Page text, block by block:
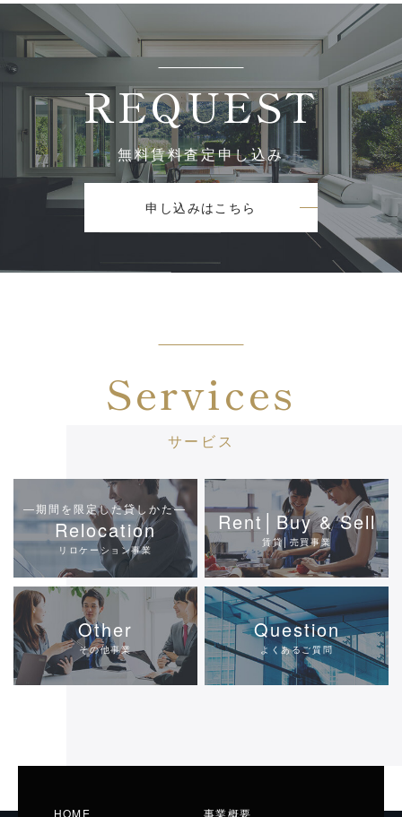
無料賃料査定申し込み
REQUEST
申し込みはこちら
サービス
Services
リロケーション事業
―期間を限定した貸しかた―
Relocation 賃貸│売買事業
Rent│Buy & Sell
その他事業
Other
よくあるご質問
Question
HOME 事業概要